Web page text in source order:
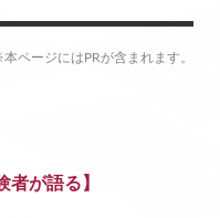
ページにはPRが含まれます。
が語る】